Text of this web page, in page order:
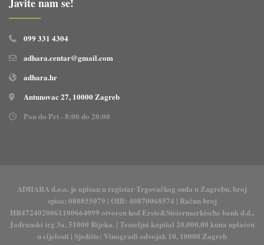
099 331 4304
adhara.centar@gmail.com
adhara.hr
Antunovac 27, 10000 Zagreb
Pon do Pet - 8:00 do 20:00
ADHARA d.o.o. je upisan u registar Trgovačkog suda u Zagrebu, broj
spisa: 080855079 | OIB: 40870068574 | Račun broj
HR4724020061100664099 otvoren kod Erste&Steiermarkische bank d.d.,
Jadranski trg 3a, 51000 Rijeka. | Temeljni kapital 20.000,00 kuna uplaćen
u cijelosti | Sjedište: Vinogradi odvojak 10, 10000 Zagreb